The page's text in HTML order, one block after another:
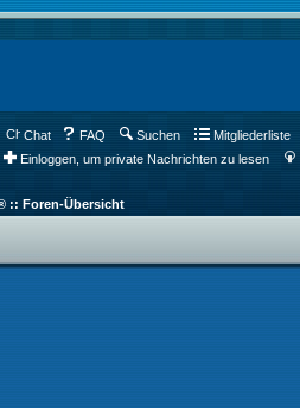
Chat FAQ Suchen Mitgliederliste
Einloggen, um private Nachrichten zu lesen
:: Foren-Übersicht